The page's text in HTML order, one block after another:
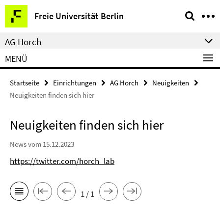
Springe
direkt
zu
Inhalt
Freie Universität Berlin
Service-
Navigation
AG Horch
MENÜ
Startseite Einrichtungen AG Horch
Neuigkeiten
Neuigkeiten finden sich hier
Neuigkeiten finden sich hier
News vom 15.12.2023
https://twitter.com/horch_lab
1 / 1